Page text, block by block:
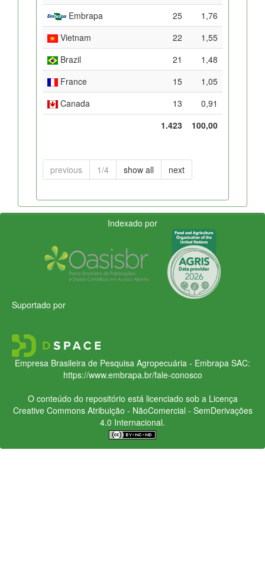
Embrapa 25
1,76
Vietnam
22
1,55
Brazil
21
1,48
France
15
1,05
Canada
13
0,91
1.423
100,00
previous 1/4 show all next
Indexado por
Suportado por
Empresa Brasileira de Pesquisa Agropecuária - Embrapa SAC:
https://www.embrapa.br/fale-conosco
O conteúdo do repositório está licenciado sob a Licença
Creative CommonsAtribuição - NãoComercial - SemDerivações
4.0 Internacional.